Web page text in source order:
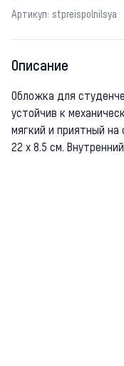
Артикул: stpreispolnilsya
Описание
Обложка для
устойчив к
мягкий и приятный на
22 х 8.5 см.